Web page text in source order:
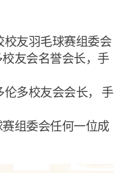
友羽毛球赛组委会
友会名誉会长，手
多校友会会长， 手
组委会任何一位成